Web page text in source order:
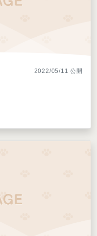
2022/05/11 公開